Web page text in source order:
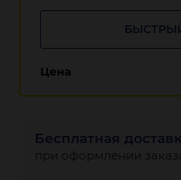
Цена
Бесплатная
при оформлении